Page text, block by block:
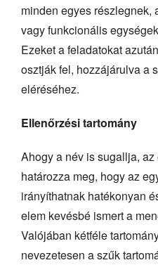
minden egyes részlegnek,
vagy funkcionális
Ezeket a feladatokat
osztják fel, hozzájárulva a
eléréséhez.
Ellenőrzési tartomány
Ahogy a név is sugallja,
határozza meg, hogy az
irányíthatnak hatékonyan
elem kevésbé ismert a
Valójában kétféle
nevezetesen a szűk